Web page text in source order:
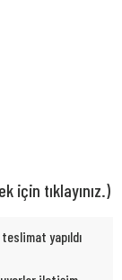
için tıklayınız.)
yapıldı